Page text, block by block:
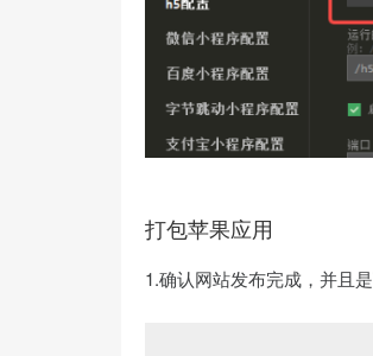
打包苹果应用
1.确认网站发布完成，并且